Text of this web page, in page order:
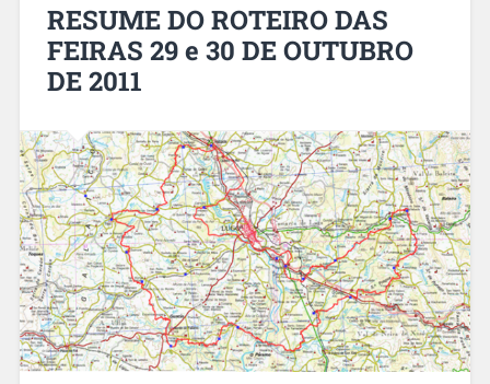
RESUME DO ROTEIRO DAS
FEIRAS 29 e 30 DE OUTUBRO
DE 2011